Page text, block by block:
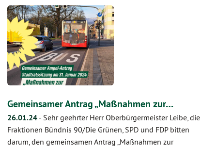
Gemeinsamer Antrag „Maßnahmen zur…
26.01.24 - Sehr geehrter Herr Oberbürgermeister Leibe, die
Fraktionen Bündnis 90/Die Grünen, SPD und FDP bitten
darum, den gemeinsamen Antrag „Maßnahmen zur